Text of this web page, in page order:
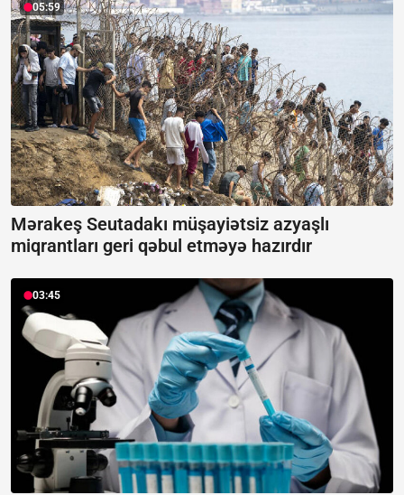
05:59
Mərakeş Seutadakı müşayiətsiz azyaşlı
miqrantları geri qəbul etməyə hazırdır
03:45